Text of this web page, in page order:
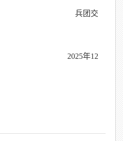
交
年12